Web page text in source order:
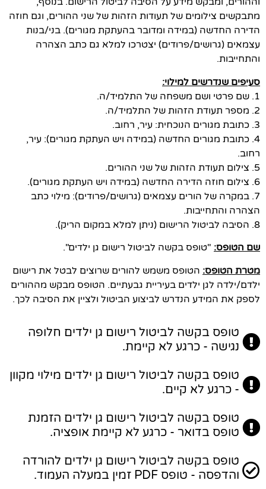
מתבקשים צילומים של תעודות הזהות של שני ההורים, וגם חוזה
הדירה החדשה (במידה ומדובר בהעתקת מגורים). בני/בנות
עצמאים (גרושים/פרודים) יצטרכו למלא גם כתב הצהרה
והתחייבות.
סעיפים שנדרשים למילוי:
1. שם פרטי ושם משפחה של התלמיד/ה.
2. מספר תעודת הזהות של התלמיד/ה.
3. כתובת מגורים הנוכחית: עיר, רחוב.
4. כתובת מגורים החדשה (במידה ויש העתקת מגורים): עיר,
רחוב.
5. צילום תעודת הזהות של שני ההורים.
6. צילום חוזה הדירה החדשה (במידה ויש העתקת מגורים).
7. במקרה של הורים עצמאים (גרושים/פרודים): מילוי כתב
הצהרה והתחייבות.
8. הסיבה לביטול הרישום (ניתן למלא במקום הריק).
שם הטופס: "טופס בקשה לביטול רישום גן ילדים".
מטרת הטופס: הטופס משמש להורים שרוצים לבטל את רישום
ילדם/ילדה לגן ילדים בעיריית גבעתיים. הטופס מבקש מההורים
לספק את המידע הנדרש לביצוע הביטול ולציין את הסיבה לכך.
טופס בקשה לביטול רישום גן ילדים חלופה
נגישה - כרגע לא קיימת.
טופס בקשה לביטול רישום גן ילדים מילוי מקוון
- כרגע לא קיים.
טופס בקשה לביטול רישום גן ילדים הזמנת
טופס בדואר - כרגע לא קיימת אופציה.
טופס בקשה לביטול רישום גן ילדים להורדה
והדפסה - טופס PDF זמין במעלה העמוד.